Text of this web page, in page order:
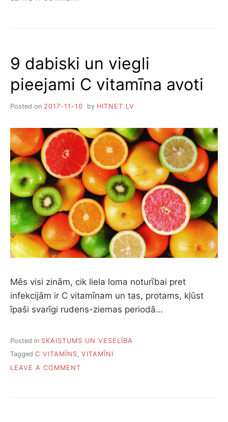
9 dabiski un viegli
pieejami C vitamīna avoti
Posted on 2017-11-10 by HITNET.LV
Mēs visi zinām, cik liela loma noturībai pret
infekcijām ir C vitamīnam un tas, protams, kļūst
īpaši svarīgi rudens-ziemas periodā…
Posted in SKAISTUMS UN VESELĪBA
Tagged C VITAMĪNS, VITAMĪNI
LEAVE A COMMENT